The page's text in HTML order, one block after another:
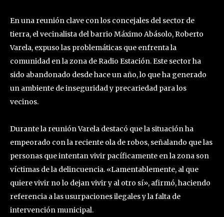
En una reunión clave con los concejales del sector de
tierra, el vecinalista del barrio Máximo Abásolo, Roberto
Varela, expuso las problemáticas que enfrenta la
comunidad en la zona de Radio Estación. Este sector ha
sido abandonado desde hace un año, lo que ha generado
un ambiente de inseguridad y precariedad para los
vecinos.
Durante la reunión Varela destacó que la situación ha
empeorado con la reciente ola de robos, señalando que las
personas que intentan vivir pacíficamente en la zona son
víctimas de la delincuencia. «Lamentablemente, al que
quiere vivir no lo dejan vivir y al otro sí», afirmó, haciendo
referencia a las usurpaciones ilegales y la falta de
intervención municipal.